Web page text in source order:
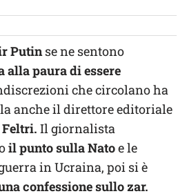
Putinse ne sentono
alla paura di essere
che circolano ha
anche il direttore editoriale
Il giornalista
il punto sulla Natoe le
in Ucraina, poi si è
confessione sullo zar.